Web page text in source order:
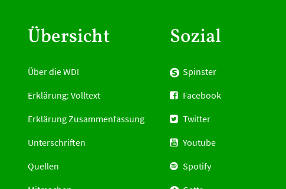
Übersicht
Über die WDI
Erklärung: Volltext
Erklärung Zusammenfassung
Unterschriften
Quellen
Sozial
Spinster
Facebook
Twitter
Youtube
Spotify